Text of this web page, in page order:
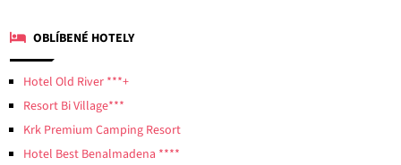
OBLÍBENÉ HOTELY
Hotel Old River ***+
Resort Bi Village***
Krk Premium Camping Resort
Hotel Best Benalmadena ****